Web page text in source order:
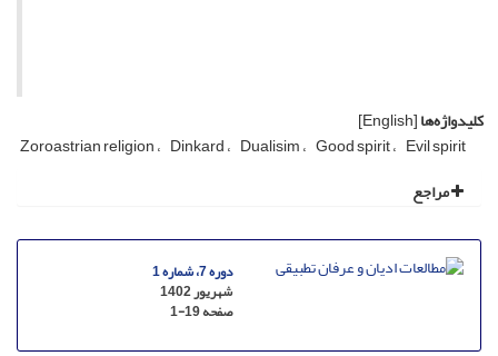
کلیدواژه‌ها[English]
Zoroastrian religion Dinkard Dualisim Good spirit Evil spirit
مراجع
دوره 7، شماره 1
شهریور 1402
صفحه1-19